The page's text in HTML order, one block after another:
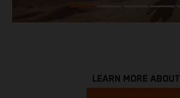
LEARN MORE ABOUT